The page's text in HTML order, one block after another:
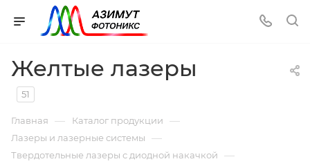
Желтые лазеры
51
Главная — Каталог продукции —
Лазеры и лазерные системы —
Твердотельные лазеры с диодной накачкой —